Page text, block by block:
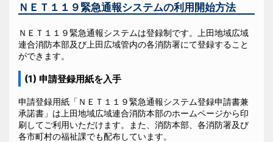
ＮＥＴ１１９緊急通報システムの利用開始方法
ＮＥＴ１１９緊急通報システムは登録制です。上田地域広域
連合消防本部及び上田広域管内の各消防署にて登録すること
ができます。
(1) 申請登録用紙を入手
申請登録用紙「ＮＥＴ１１９緊急通報システム登録申請書兼
承諾書」は上田地域広域連合消防本部のホームページから印
刷してご利用いただけます。また、消防本部、各消防署及び
各市町村の福祉課でも配布しています。